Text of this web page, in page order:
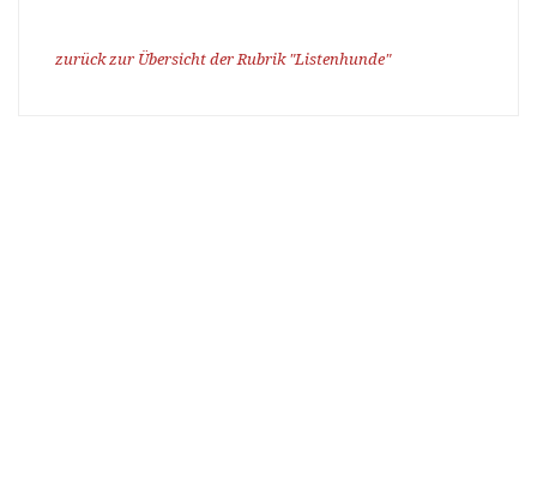
zurück zur Übersicht der Rubrik "Listenhunde"